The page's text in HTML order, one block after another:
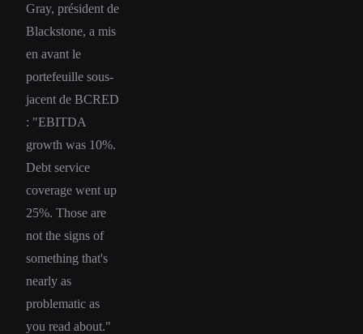
Gray, président de
Blackstone, a mis
en avant le
portefeuille sous-
jacent de BCRED
: "EBITDA
growth was 10%.
Debt service
coverage went up
25%. Those are
not the signs of
something that's
nearly as
problematic as
you read about."